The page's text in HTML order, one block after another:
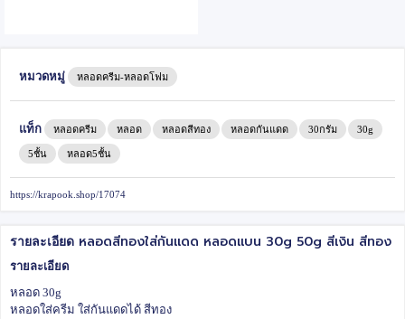
หมวดหมู่ หลอดครีม-หลอดโฟม
แท็ก หลอดครีม หลอด หลอดสีทอง หลอดกันแดด 30กรัม 30g
5ชั้น หลอด5ชั้น
https://krapook.shop/17074
รายละเอียด หลอดสีทองใส่กันแดด หลอดแบน 30g 50g สีเงิน สีทอง
รายละเอียด
หลอด 30g
หลอดใส่ครีม ใส่กันแดดได้ สีทอง